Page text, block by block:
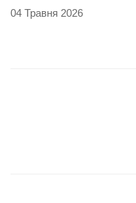
04 Травня 2026